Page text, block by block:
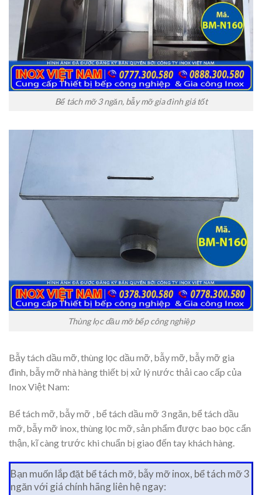
Bể tách mỡ 3 ngăn, bẫy mỡ gia đình giá tốt
Thùng lọc dầu mỡ bếp công nghiệp
Bẫy tách dầu mỡ, thùng lọc dầu mỡ, bẫy mỡ, bẫy mỡ gia
đình, bẫy mỡ nhà hàng thiết bị xử lý nước thải cao cấp của
Inox Việt Nam:
Bể tách mỡ, bẫy mỡ , bể tách dầu mỡ 3 ngăn, bể tách dầu
mỡ, bẫy mỡ inox, thùng lọc mỡ, sản phẩm được bao bọc cẩn
thận, kĩ càng trước khi chuẩn bị giao đến tay khách hàng.
Bạn muốn lắp đặt bể tách mỡ, bẫy mỡ inox, bể tách mỡ 3
ngăn với giá chính hãng liên hệ ngay: